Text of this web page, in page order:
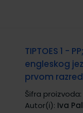
TIPTOES 1 -
engleskog
prvom
Šifra proizvoda:
Autor(i): Iva